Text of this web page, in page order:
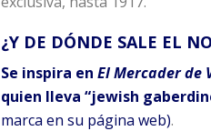
¿Y DE DÓNDE SALE EL
Se inspira en El Mercader de
quien lleva “jewish
marca en su página web).